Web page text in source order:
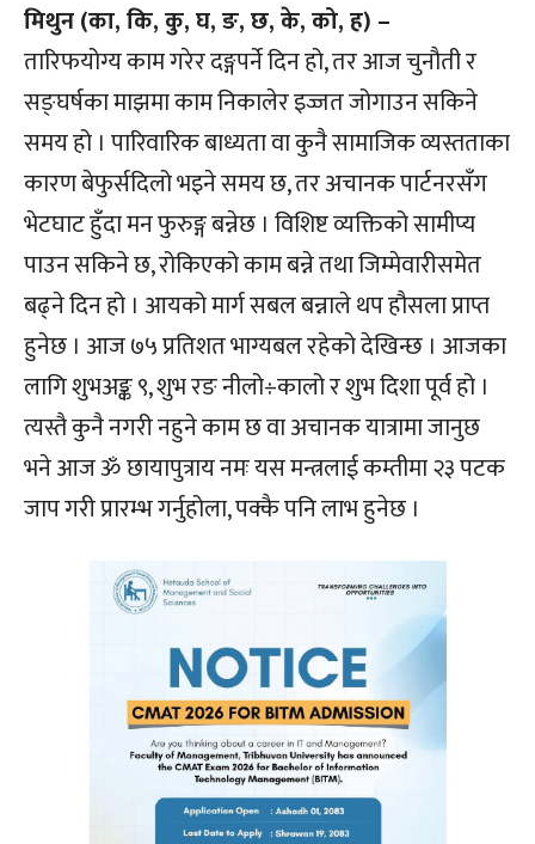
मिथुन (का, कि, कु, घ, ङ, छ, के, को, ह) –
तारिफयोग्य काम गरेर दङ्गपर्ने दिन हो, तर आज चुनौती र
सङ्घर्षका माझमा काम निकालेर इज्जत जोगाउन सकिने
समय हो । पारिवारिक बाध्यता वा कुनै सामाजिक व्यस्तताका
कारण बेफुर्सदिलो भइने समय छ, तर अचानक पार्टनरसँग
भेटघाट हुँदा मन फुरुङ्ग बन्नेछ । विशिष्ट व्यक्तिको सामीप्य
पाउन सकिने छ, रोकिएको काम बन्ने तथा जिम्मेवारीसमेत
बढ्ने दिन हो । आयको मार्ग सबल बन्नाले थप हौसला प्राप्त
हुनेछ । आज ७५ प्रतिशत भाग्यबल रहेको देखिन्छ । आजका
लागि शुभअङ्क ९, शुभ रङ नीलो÷कालो र शुभ दिशा पूर्व हो ।
त्यस्तै कुनै नगरी नहुने काम छ वा अचानक यात्रामा जानुछ
भने आज ॐ छायापुत्राय नमः यस मन्त्रलाई कम्तीमा २३ पटक
जाप गरी प्रारम्भ गर्नुहोला, पक्कै पनि लाभ हुनेछ ।